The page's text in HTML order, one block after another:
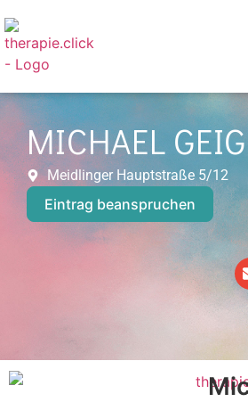
MICHAEL
Meidlinger Hauptstraße 5/12
Eintrag beanspruchen